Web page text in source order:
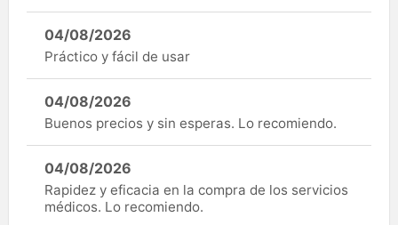
04/08/2026
Práctico y fácil de usar
04/08/2026
Buenos precios y sin esperas. Lo recomiendo.
04/08/2026
Rapidez y eficacia en la compra de los servicios
médicos. Lo recomiendo.